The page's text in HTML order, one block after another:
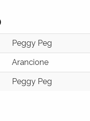
Peggy Peg
Arancione
Peggy Peg